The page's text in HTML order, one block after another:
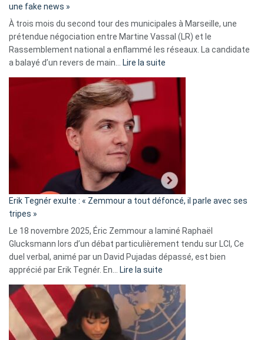
une fake news »
À trois mois du second tour des municipales à Marseille, une
prétendue négociation entre Martine Vassal (LR) et le
Rassemblement national a enflammé les réseaux. La candidate
a balayé d’un revers de main… Lire la suite
Martine
Vassal
d’alliance
secrète
«
C’est
fake
news
»
Erik Tegnér exulte : « Zemmour a tout défoncé, il parle avec ses
tripes »
Le 18 novembre 2025, Éric Zemmour a laminé Raphaël
Glucksmann lors d’un débat particulièrement tendu sur LCI, Ce
duel verbal, animé par un David Pujadas dépassé, est bien
apprécié par Erik Tegnér. En… Lire la suite
Erik
Tegnér
exulte
:
« Zemmour